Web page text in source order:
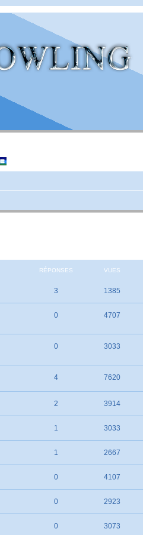
RÉPONSES VUES
3 1385
0 4707
0 3033
4 7620
2 3914
1 3033
1 2667
0 4107
0 2923
0 3073